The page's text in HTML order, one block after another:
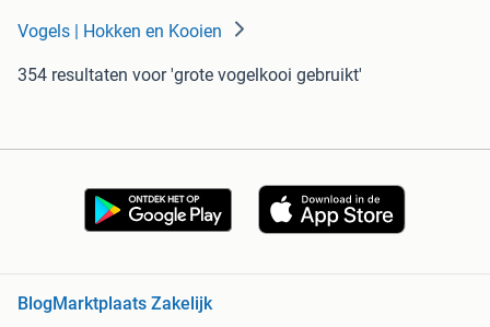
Vogels | Hokken en Kooien
354 resultaten voor 'grote vogelkooi gebruikt'
Blog Marktplaats Zakelijk